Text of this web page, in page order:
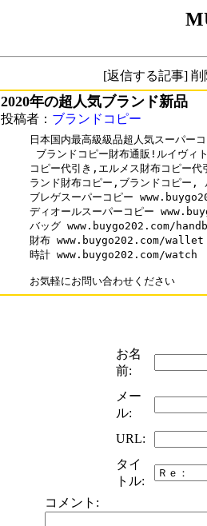
[返信する記事]
2020年の超人気ブランド新品
投稿者： ブランドコピー
日本国内最高級級品超人気スーパー
ブランドコピー財布通販!ルイヴィ
コピー代引き,エルメス財布コピー
ランド財布コピー,ブランドコピー,
ブレゲスーパーコピー
ディオールスーパーコピー
バッグ www.buygo202.com/
財布 www.buygo202.com/wallet
時計 www.buygo202.com/watch
お気軽にお問い合わせください
お名
前:
メー
ル:
URL:
タイ
トル:
コメント: